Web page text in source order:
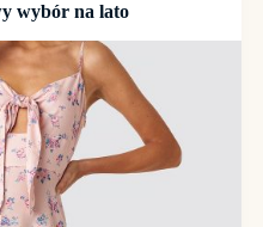
wybór na lato